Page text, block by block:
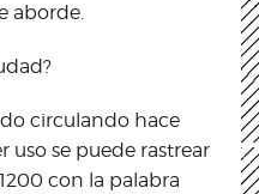
aborde.
circulando hace
uso se puede rastrear
con la palabra